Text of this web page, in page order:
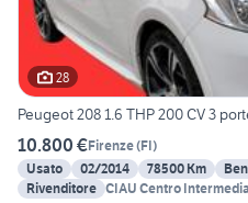
28
Peugeot 208 1.6 THP 200 CV 3
10.800 €Firenze(FI)
Usato
02/2014 78500 Km
Rivenditore CIAU Centro